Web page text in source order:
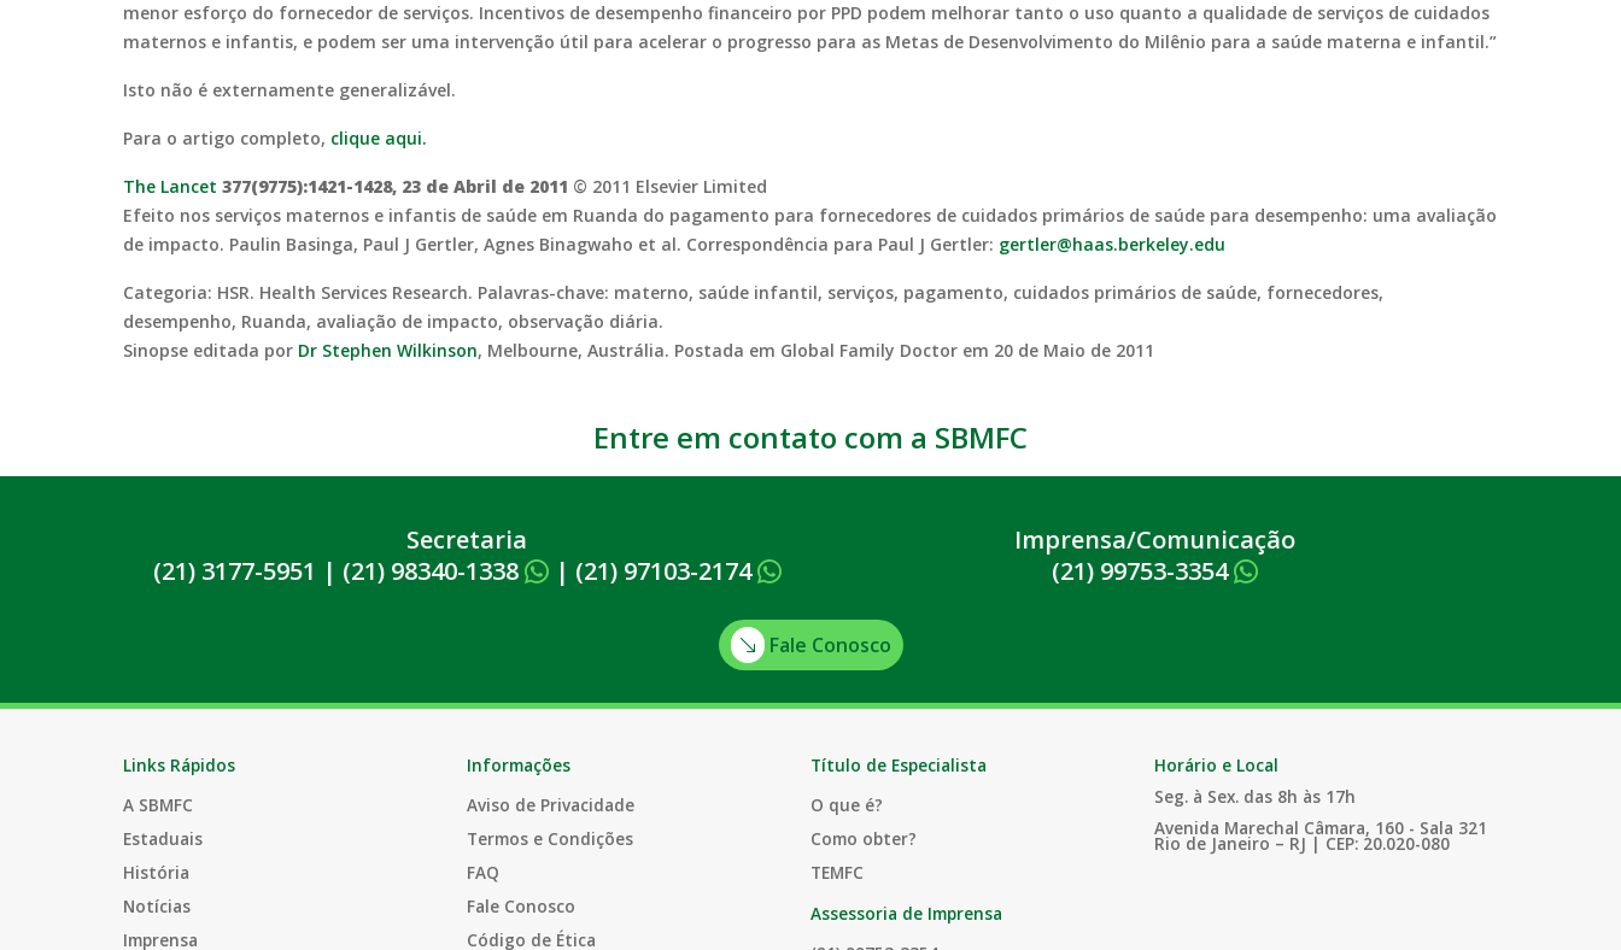
menor esforço do fornecedor de serviços. Incentivos de desempenho financeiro por PPD podem melhorar tanto o uso quanto a qualidade de serviços de cuidados
maternos e infantis, e podem ser uma intervenção útil para acelerar o progresso para as Metas de Desenvolvimento do Milênio para a saúde materna e infantil.”
Isto não é externamente generalizável.
Para o artigo completo, clique aqui.
The Lancet 377(9775):1421-1428, 23 de Abril de 2011 © 2011 Elsevier Limited
Efeito nos serviços maternos e infantis de saúde em Ruanda do pagamento para fornecedores de cuidados primários de saúde para desempenho: uma avaliação
de impacto. Paulin Basinga, Paul J Gertler, Agnes Binagwaho et al. Correspondência para Paul J Gertler: gertler@haas.berkeley.edu
Categoria: HSR. Health Services Research. Palavras-chave: materno, saúde infantil, serviços, pagamento, cuidados primários de saúde, fornecedores,
desempenho, Ruanda, avaliação de impacto, observação diária.
Sinopse editada por Dr Stephen Wilkinson, Melbourne, Austrália. Postada em Global Family Doctor em 20 de Maio de 2011
Entre em contato com a SBMFC
Secretaria
(21) 3177-5951 | (21) 98340-1338 | (21) 97103-2174
Imprensa/Comunicação
(21) 99753-3354
Fale Conosco
Links Rápidos
A SBMFC
Estaduais
História
Notícias
Imprensa
Informações
Aviso de Privacidade
Termos e Condições
FAQ
Fale Conosco
Código de Ética
Título de Especialista
O que é?
Como obter?
TEMFC
Assessoria de Imprensa
Horário e Local
Seg. à Sex. das 8h às 17h
Avenida Marechal Câmara, 160 - Sala 321
Rio de Janeiro – RJ | CEP: 20.020-080